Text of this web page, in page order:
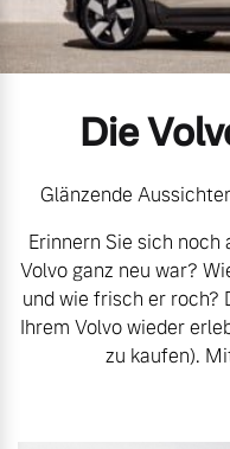
Mild-Hybrid
Volvo
Aktuelle
Zubehörkatalog
Kontakt und
Die
Glänzende
Erinnern Sie sich noch
Volvo ganz neu war?
und wie frisch er roch?
Ihrem Volvo wieder
zu kaufen).